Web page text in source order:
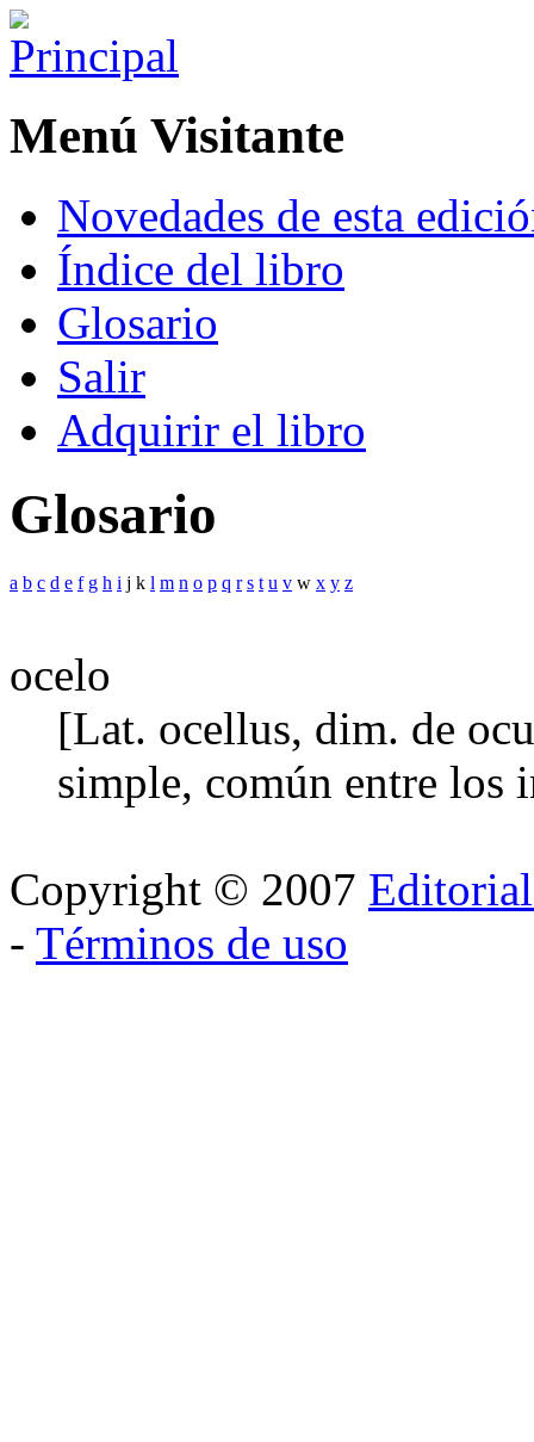
Menú Visitante
Novedades de esta
Índice del libro
Glosario
Salir
Adquirir el libro
Glosario
a b c d e f g h i j k l m n o p q r s t u v w x y z
ocelo
[Lat. ocellus, dim. de
simple, común entre los
Copyright © 2007
- Términos de uso